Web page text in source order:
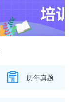
历年真题